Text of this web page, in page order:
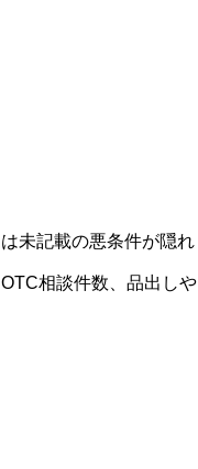
未記載の悪条件が隠れ
相談件数、品出しや